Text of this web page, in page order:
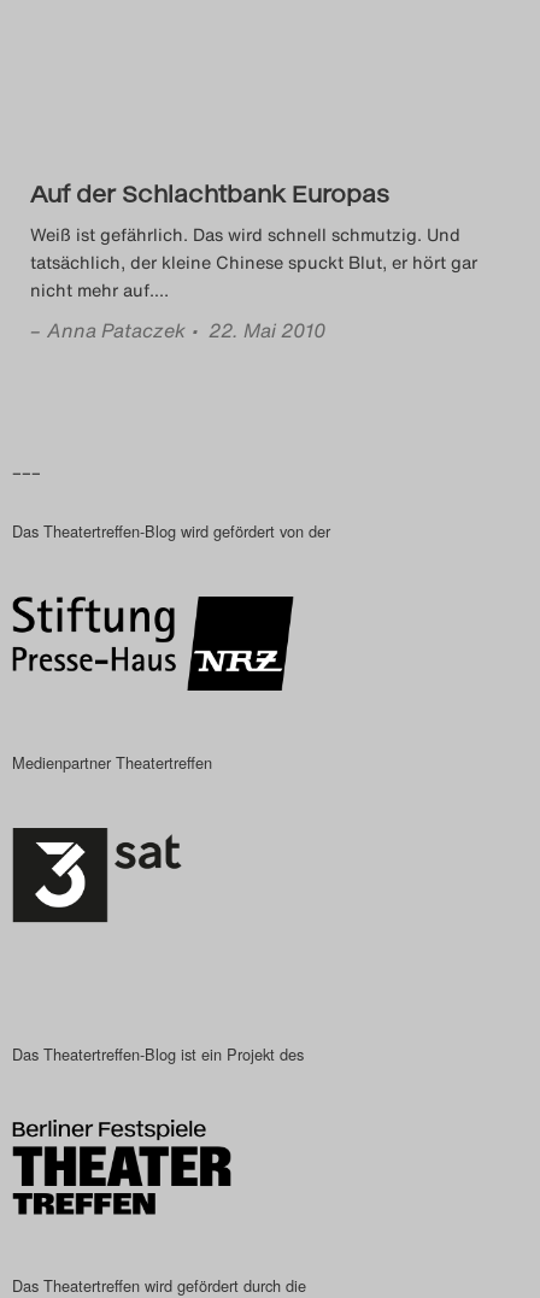
2015
Das Theatertreffen-Blog
2016
Das Theatertreffen-Blog
2018
Das Theatertreffen-Blog
2018 Alumni
Das Theatertreffen-Blog
Das Theatertreffen-Blog
2022
Das Theatertreffen-Blog
2023
Das Theatertreffen-Blog
2024
Auf der Schlachtbank Europas
Weiß ist gefährlich. Das wird schnell schmutzig. Und
tatsächlich, der kleine Chinese spuckt Blut, er hört gar
nicht mehr auf.…
– Anna Pataczek • 22. Mai 2010
–––
Das Theatertreffen-Blog wird gefördert von der
Medienpartner Theatertreffen
Das Theatertreffen-Blog ist ein Projekt des
Das Theatertreffen wird gefördert durch die